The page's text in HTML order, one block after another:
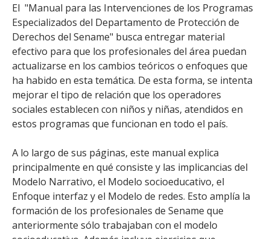
El "Manual para las Intervenciones de los Programas
Especializados del Departamento de Protección de
Derechos del Sename" busca entregar material
efectivo para que los profesionales del área puedan
actualizarse en los cambios teóricos o enfoques que
ha habido en esta temática. De esta forma, se intenta
mejorar el tipo de relación que los operadores
sociales establecen con niños y niñas, atendidos en
estos programas que funcionan en todo el país.
A lo largo de sus páginas, este manual explica
principalmente en qué consiste y las implicancias del
Modelo Narrativo, el Modelo socioeducativo, el
Enfoque interfaz y el Modelo de redes. Esto amplía la
formación de los profesionales de Sename que
anteriormente sólo trabajaban con el modelo